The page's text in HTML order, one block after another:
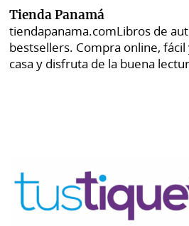
Tienda Panamá
tiendapanama.comLibros de
bestsellers. Compra online, fácil
casa y disfruta de la buena